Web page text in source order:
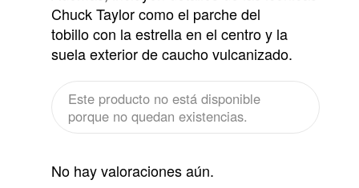
Chuck Taylor como el parche del
tobillo con la estrella en el centro y la
suela exterior de caucho vulcanizado.
Este producto no está disponible
porque no quedan existencias.
No hay valoraciones aún.